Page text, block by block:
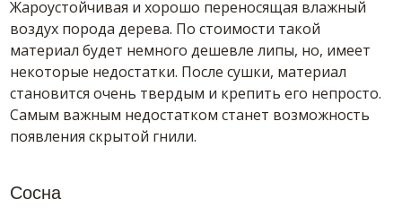
Жароустойчивая и хорошо переносящая влажный
воздух порода дерева. По стоимости такой
материал будет немного дешевле липы, но, имеет
некоторые недостатки. После сушки, материал
становится очень твердым и крепить его непросто.
Самым важным недостатком станет возможность
появления скрытой гнили.
Сосна